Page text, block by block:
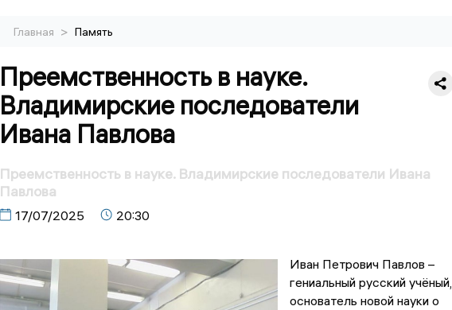
Главная > Память
Преемственность в науке.
Владимирские последователи
Ивана Павлова
Преемственность в науке. Владимирские последователи Ивана
Павлова
17/07/2025 20:30
Иван Петрович Павлов –
гениальный русский учёный,
основатель новой науки о